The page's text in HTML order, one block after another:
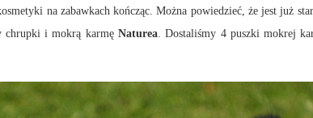
na zabawkach kończąc. Można powiedzieć, że jest już
chrupki i mokrą karmę Naturea. Dostaliśmy 4 puszki mokrej